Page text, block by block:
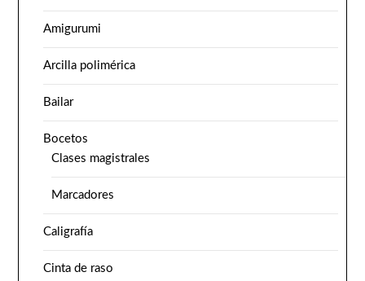
Amigurumi
Arcilla polimérica
Bailar
Bocetos
Clases magistrales
Marcadores
Caligrafía
Cinta de raso